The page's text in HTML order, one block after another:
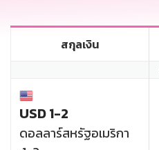
สกุลเงิน
USD 1-2
ดอลลาร์สหรัฐอเมริกา